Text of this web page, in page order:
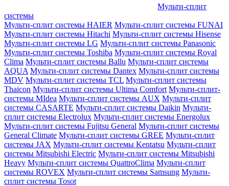
Мульти-сплит
системы
Мульти-сплит системы HAIER Мульти-сплит системы FUNAI
Мульти-сплит системы Hitachi Мульти-сплит системы Hisense
Мульти-сплит системы LG Мульти-сплит системы Panasonic
Мульти-сплит системы Toshiba Мульти-сплит системы Royal
Clima Мульти-сплит системы Ballu Мульти-сплит системы
AQUA Мульти-сплит системы Dantex Мульти-сплит системы
MDV Мульти-сплит системы TCL Мульти-сплит системы
Thaicon Мульти-сплит системы Ultima Comfort Мульти-сплит-
системы MIdea Мульти-сплит системы AUX Мульти-сплит
системы CASARTE Мульти-сплит системы Daikin Мульти-
сплит системы Electrolux Мульти-сплит системы Energolux
Мульти-сплит системы Fujitsu General Мульти-сплит системы
General Climate Мульти-сплит системы GREE Мульти-сплит
системы JAX Мульти-сплит системы Kentatsu Мульти-сплит
системы Mitsubishi Electric Мульти-сплит системы Mitsubishi
Heavy Мульти-сплит системы QuattroClima Мульти-сплит
системы ROVEX Мульти-сплит системы Samsung Мульти-
сплит системы Tosot